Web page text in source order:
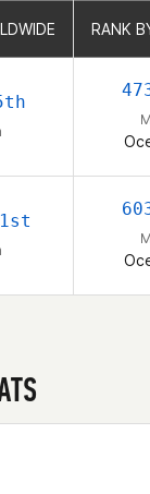
RANK
RANK